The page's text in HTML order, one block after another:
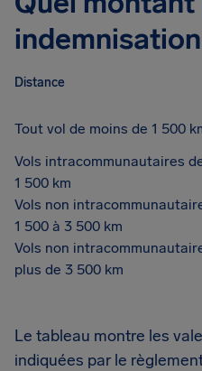
Distance
Tout vol de moins de 1 500
Vols intracommunautaires
1 500 km
Vols non
1 500 à 3 500 km
Vols non
plus de 3 500 km
Le tableau montre les
indiquées par le